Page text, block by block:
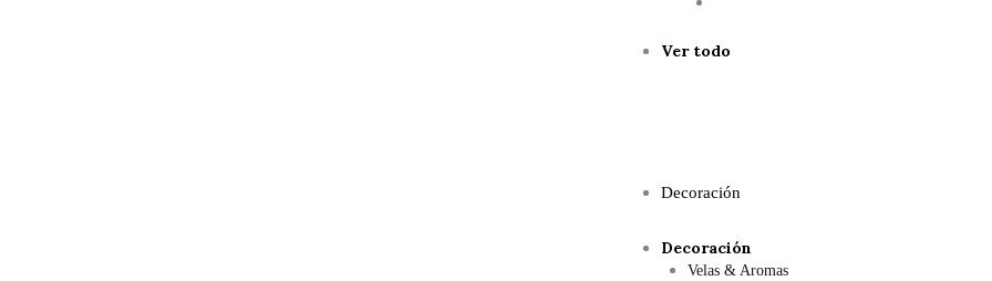
Ver todo
Decoración
Decoración
Velas & Aromas